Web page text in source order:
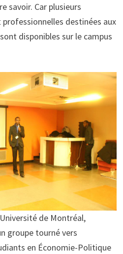
savoir. Car plusieurs
destinées aux
disponibles sur le campus
de Montréal,
groupe tourné vers
en Économie-Politique